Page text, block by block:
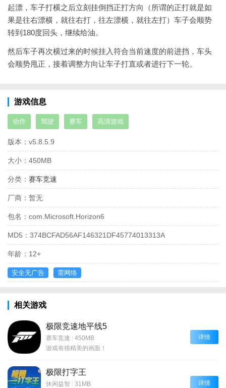
起漂，车子打横之后立刻挂倒挡正打方向（所谓的正打就是如
果是往右漂横，就往右打，往左漂横，就往左打）车子会顺势
转到180度回头，继续给油。
然后车子再次横过来的时候挂入符合当前速度的前进挡，车头
会顺势甩正，接着调整方向让车子打直或者进行下一轮。
游戏信息
动作 驾驶 赛车 高清游戏
版本： v5.8.5.9
大小： 450MB
分类： 赛车竞速
厂商： 暂无
包名： com.Microsoft.Horizon6
MD5： 374BCFAD56AF146321DF45774013313A
年龄： 12+
安全无广告 需网络
相关游戏
极限竞速地平线5
赛车竞速 | 450MB
游戏有很精美的画面！
详情
极限打字王
休闲益智 | 31MB
详情